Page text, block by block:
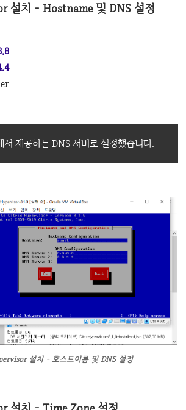
설치 - Hostname 및 DNS 설정
제공하는 DNS 서버로 설정했습니다.
설치 - 호스트이름 및 DNS 설정